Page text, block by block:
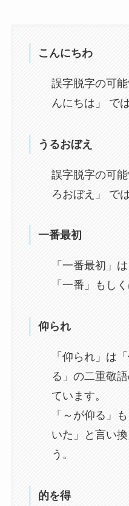
こんにちわ
誤字脱字の可
んにちは」 で
うるおぼえ
誤字脱字の可
ろおぼえ」 で
一番最初
「一番最初」
「一番」もし
仰られ
「仰られ」は
る」の二重敬
ています。
「～が仰る」
いた」と言い
う。
的を得